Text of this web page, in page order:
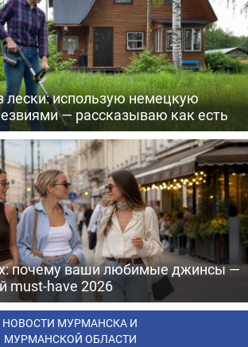
лески: использую немецкую
— рассказываю как есть
почему ваши любимые джинсы —
must-have 2026
НОВОСТИ МУРМАНСКА И
МУРМАНСКОЙ ОБЛАСТИ